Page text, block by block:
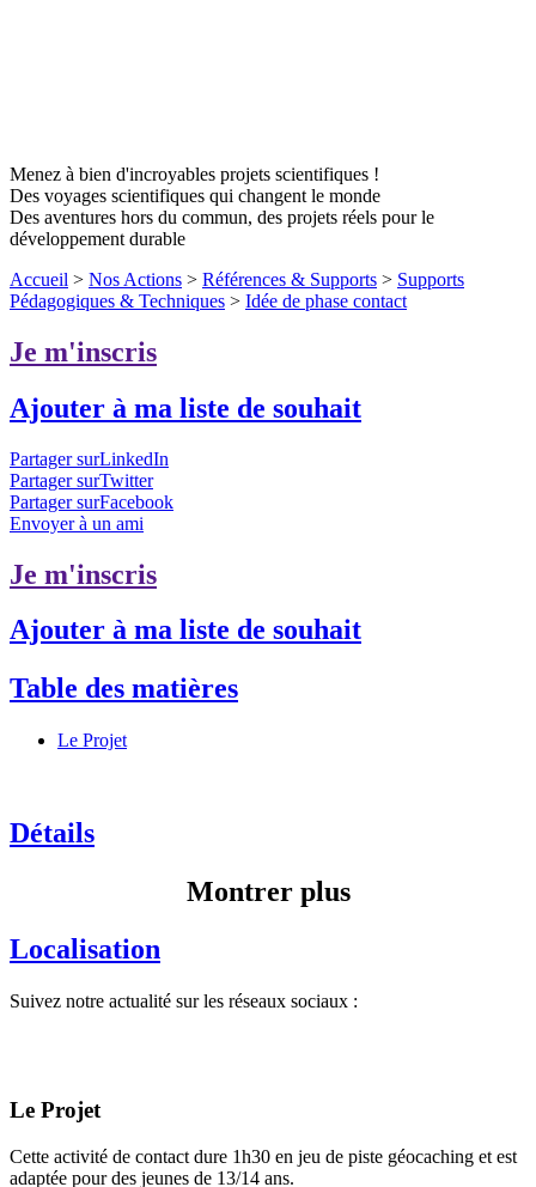
Menez à bien d'incroyables projets scientifiques !
Des voyages scientifiques qui changent le monde
Des aventures hors du commun, des projets réels pour le
développement durable
Accueil > Nos Actions > Références & Supports > Supports
Pédagogiques & Techniques > Idée de phase contact
Je m'inscris
Ajouter à ma liste de souhait
Partager surLinkedIn
Partager surTwitter
Partager surFacebook
Envoyer à un ami
Je m'inscris
Ajouter à ma liste de souhait
Table des matières
Le Projet
Détails
Montrer plus
Localisation
Suivez notre actualité sur les réseaux sociaux :
Le Projet
Cette activité de contact dure 1h30 en jeu de piste géocaching et est
adaptée pour des jeunes de 13/14 ans.